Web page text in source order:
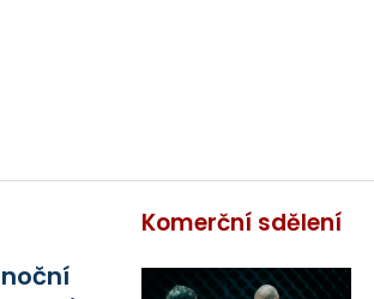
Komerční sdělení